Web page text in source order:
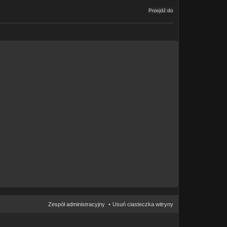
Przejdź do
Usuń ciasteczka witryny
Zespół administracyjny